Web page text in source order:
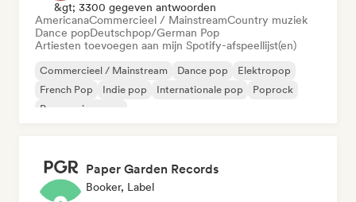
&gt; 3300 gegeven antwoorden
AmericanaCommercieel / MainstreamCountry muziek
Dance popDeutschpop/German Pop
Artiesten toevoegen aan mijn Spotify-afspeellijst(en)
Commercieel / Mainstream Dance pop
Elektropop
French Pop
Indie pop Internationale pop
Poprock
Progressieve pop
Paper Garden Records
Booker, Label